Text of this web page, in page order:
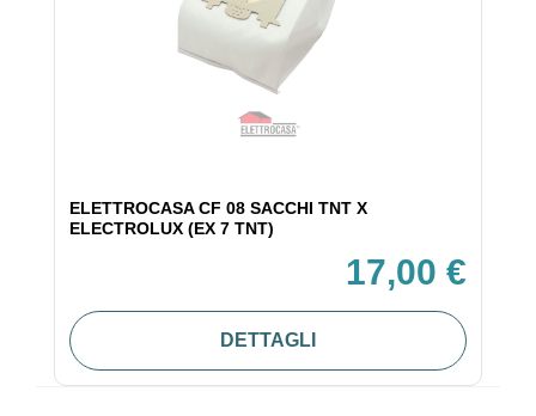
ELETTROCASA CF 08 SACCHI TNT X
ELECTROLUX (EX 7 TNT)
17,00 €
DETTAGLI